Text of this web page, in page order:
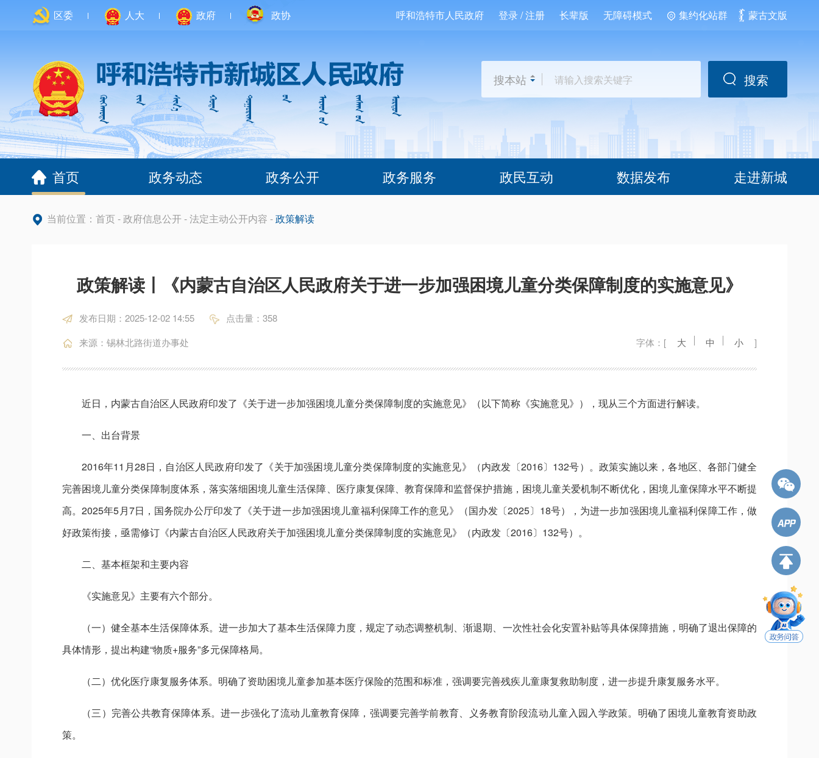
区委 人大 政府 政协 呼和浩特市人民政府 登录 / 注册 长辈版 无障碍模式 集约化站群 蒙古文版
搜本站 搜索
首页 政务动态 政务公开 政务服务 政民互动 数据发布 走进新城
当前位置： 首页-政府信息公开 -法定主动公开内容 -政策解读
政策解读丨《内蒙古自治区人民政府关于进一步加强困境儿童分类保障制度的实施意见》
发布日期：2025-12-02 14:55 点击量： 358
来源：锡林北路街道办事处
字体：[ 大 中 小 ]
近日，内蒙古自治区人民政府印发了《关于进一步加强困境儿童分类保障制度的实施意见》（以下简称《实施意见》），现从三个方面进行解读。
一、出台背景
2016年11月28日，自治区人民政府印发了《关于加强困境儿童分类保障制度的实施意见》（内政发〔2016〕132号）。政策实施以来，各地区、各部门健全
完善困境儿童分类保障制度体系，落实落细困境儿童生活保障、医疗康复保障、教育保障和监督保护措施，困境儿童关爱机制不断优化，困境儿童保障水平不断提
高。2025年5月7日，国务院办公厅印发了《关于进一步加强困境儿童福利保障工作的意见》（国办发〔2025〕18号），为进一步加强困境儿童福利保障工作，做
好政策衔接，亟需修订《内蒙古自治区人民政府关于加强困境儿童分类保障制度的实施意见》（内政发〔2016〕132号）。
二、基本框架和主要内容
《实施意见》主要有六个部分。
（一）健全基本生活保障体系。进一步加大了基本生活保障力度，规定了动态调整机制、渐退期、一次性社会化安置补贴等具体保障措施，明确了退出保障的
具体情形，提出构建“物质+服务”多元保障格局。
（二）优化医疗康复服务体系。明确了资助困境儿童参加基本医疗保险的范围和标准，强调要完善残疾儿童康复救助制度，进一步提升康复服务水平。
（三）完善公共教育保障体系。进一步强化了流动儿童教育保障，强调要完善学前教育、义务教育阶段流动儿童入园入学政策。明确了困境儿童教育资助政
策。